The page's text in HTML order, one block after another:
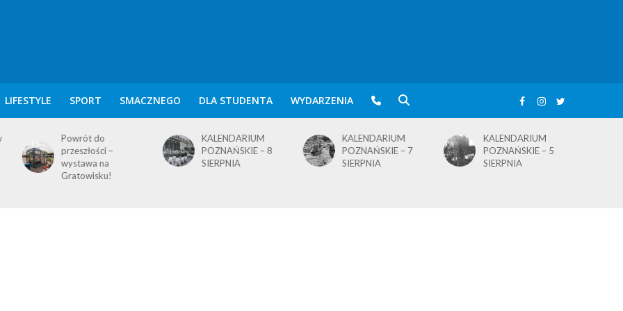
LIFESTYLE SPORT SMACZNEGO DLA STUDENTA WYDARZENIA
KALENDARIUM
POZNAŃSKIE – 8
SIERPNIA
KALENDARIUM
POZNAŃSKIE – 7
SIERPNIA
KALENDARIUM
POZNAŃSKIE – 5
SIERPNIA
KALENDARIUM
POZNAŃSKIE – 4
SIERPNIA